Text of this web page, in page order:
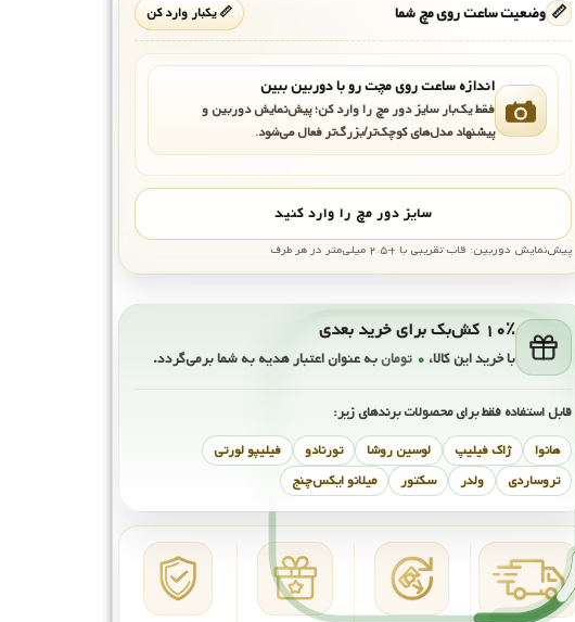
📏 وضعیت ساعت روی مچ شما 📏 یکبار وارد کن
اندازه ساعت روی مچت رو با دوربین ببین
فقط یک‌بار سایز دور مچ را وارد کن؛ پیش‌نمایش دوربین و
پیشنهاد مدل‌های کوچک‌تر/بزرگ‌تر فعال می‌شود.
سایز دور مچ را وارد کنید
پیش‌نمایش دوربین: قاب تقریبی با +۲.۵ میلی‌متر در هر طرف
۱۰٪ کش‌بک برای خرید بعدی
با خرید این کالا، ۰ تومانبه عنوان اعتبار هدیه به شما برمی‌گردد.
قابل استفاده فقط برای محصولات برندهای زیر:
هانوا ژاک فیلیپ لوسین روشا تورنادو
فیلیپو لورتی
تروساردی
ولدر سکتور میلانو ایکس‌چنج